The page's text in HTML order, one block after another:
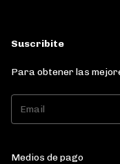
Suscribite
Para obtener las
Medios de pago